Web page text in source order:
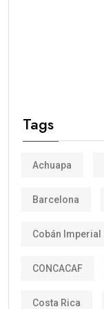
Tags
Achuapa
Barcelona
Cobán Imperial
CONCACAF
Costa Rica